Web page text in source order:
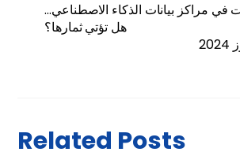
في مراكز بيانات الذكاء الاصطناعي…
هل تؤتي ثمارها؟
Related Posts